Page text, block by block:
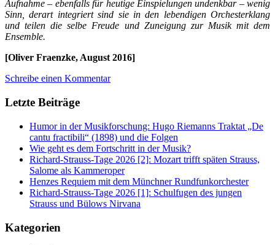
Aufnahme – ebenfalls für heutige Einspielungen undenkbar – wenig
Sinn, derart integriert sind sie in den lebendigen Orchesterklang
und teilen die selbe Freude und Zuneigung zur Musik mit dem
Ensemble.
[Oliver Fraenzke, August 2016]
Schreibe einen Kommentar
Letzte Beiträge
Humor in der Musikforschung: Hugo Riemanns Traktat „De
cantu fractibili“ (1898) und die Folgen
Wie geht es dem Fortschritt in der Musik?
Richard-Strauss-Tage 2026 [2]: Mozart trifft späten Strauss,
Salome als Kammeroper
Henzes Requiem mit dem Münchner Rundfunkorchester
Richard-Strauss-Tage 2026 [1]: Schulfugen des jungen
Strauss und Bülows Nirvana
Kategorien